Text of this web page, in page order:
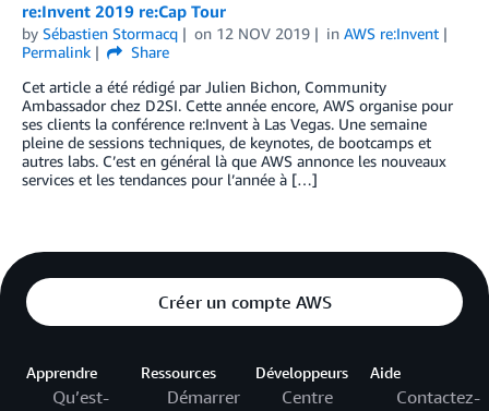
re:Invent 2019 re:Cap Tour
by Sébastien Stormacq on 12 NOV 2019 in AWS re:Invent
Permalink
Share
Cet article a été rédigé par Julien Bichon, Community
Ambassador chez D2SI. Cette année encore, AWS organise pour
ses clients la conférence re:Invent à Las Vegas. Une semaine
pleine de sessions techniques, de keynotes, de bootcamps et
autres labs. C’est en général là que AWS annonce les nouveaux
services et les tendances pour l’année à […]
Créer un compte AWS
Apprendre
Qu’est-
Ressources
Démarrer
Développeurs
Centre
Aide
Contactez-